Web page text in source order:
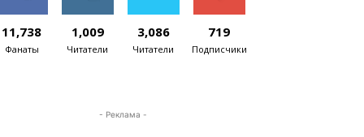
11,738
Фанаты
1,009
Читатели
3,086
Читатели
719
Подписчики
- Реклама -